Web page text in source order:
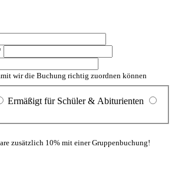
wir die Buchung richtig zuordnen können
Ermäßigt für Schüler & Abiturienten
zusätzlich 10% mit einer Gruppenbuchung!